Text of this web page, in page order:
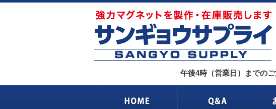
午後4時（営業日）までのご